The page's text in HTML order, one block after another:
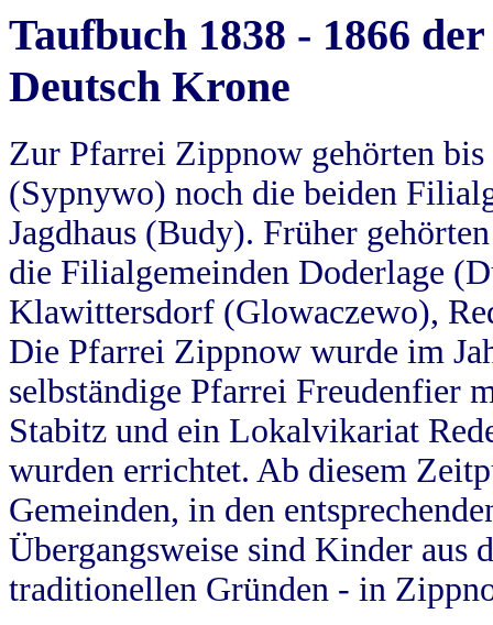
Taufbuch 1838 - 1866
Deutsch Krone
Zur Pfarrei Zippnow gehörten
(Sypnywo) noch die beiden
Jagdhaus (Budy). Früher
die Filialgemeinden Doderlage
Klawittersdorf (Glowaczewo),
Die Pfarrei Zippnow wurde im
selbständige Pfarrei Freudenfier
Stabitz und ein Lokalvikariat
wurden errichtet. Ab diesem
Gemeinden, in den
Übergangsweise sind Kinder aus
traditionellen Gründen - in